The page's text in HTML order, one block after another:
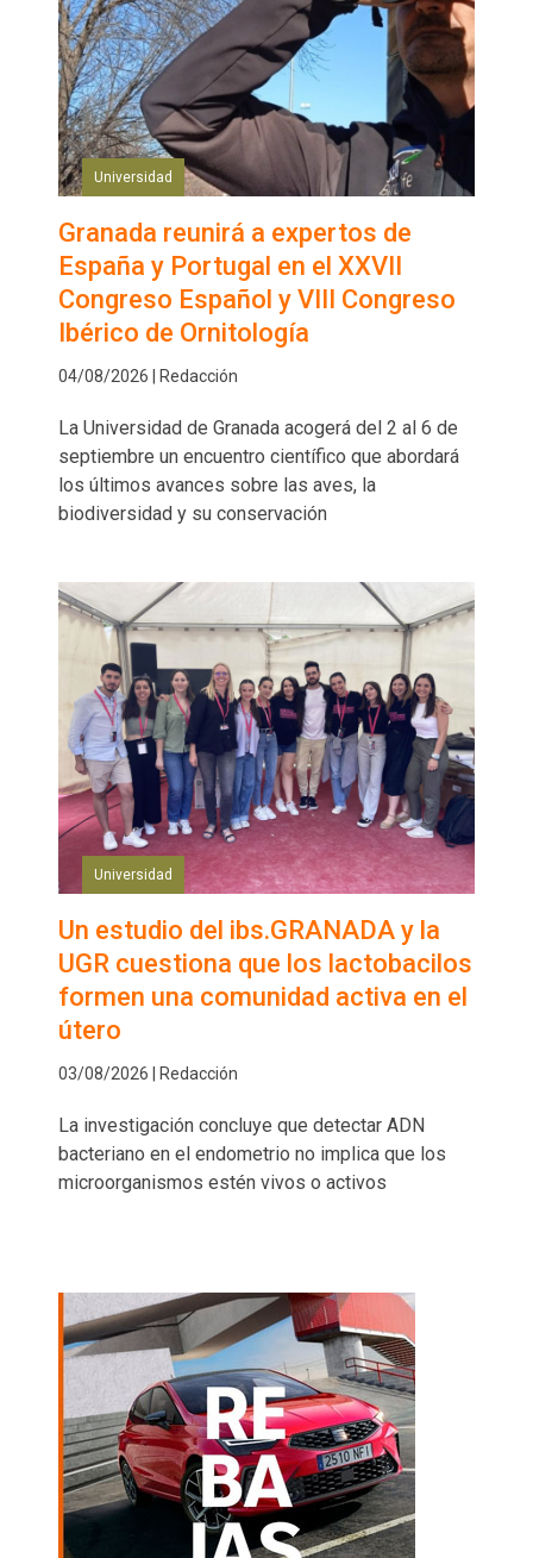
Universidad
Granada reunirá a expertos de
España y Portugal en el XXVII
Congreso Español y VIII Congreso
Ibérico de Ornitología
04/08/2026 | Redacción
La Universidad de Granada acogerá del 2 al 6 de
septiembre un encuentro científico que abordará
los últimos avances sobre las aves, la
biodiversidad y su conservación
Universidad
Un estudio del ibs.GRANADA y la
UGR cuestiona que los lactobacilos
formen una comunidad activa en el
útero
03/08/2026 | Redacción
La investigación concluye que detectar ADN
bacteriano en el endometrio no implica que los
microorganismos estén vivos o activos